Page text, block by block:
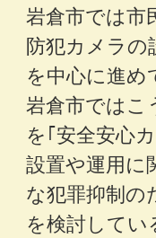
岩倉市では市
防犯カメラの
を中心に進め
岩倉市ではこ
を｢安全安心
設置や運用に
な犯罪抑制の
を検討してい